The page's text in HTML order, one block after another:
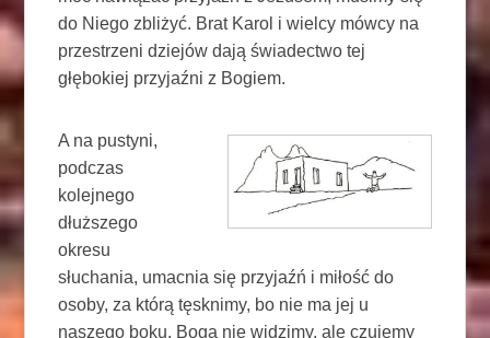
do Niego zbliżyć. Brat Karol i wielcy mówcy na
przestrzeni dziejów dają świadectwo tej
głębokiej przyjaźni z Bogiem.
A na pustyni,
podczas
kolejnego
dłuższego
okresu
słuchania, umacnia się przyjaźń i miłość do
osoby, za którą tęsknimy, bo nie ma jej u
naszego boku. Boga nie widzimy, ale czujemy